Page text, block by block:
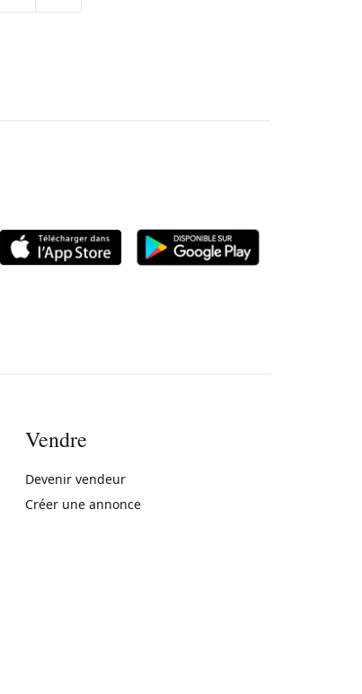
Vendre
Devenir vendeur
Créer une annonce